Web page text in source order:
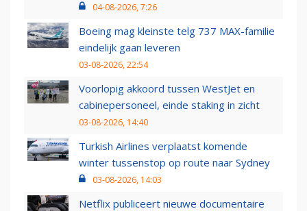
04-08-2026, 7:26
Boeing mag kleinste telg 737 MAX-familie
eindelijk gaan leveren
03-08-2026, 22:54
Voorlopig akkoord tussen WestJet en
cabinepersoneel, einde staking in zicht
03-08-2026, 14:40
Turkish Airlines verplaatst komende
winter tussenstop op route naar Sydney
03-08-2026, 14:03
Netflix publiceert nieuwe documentaire